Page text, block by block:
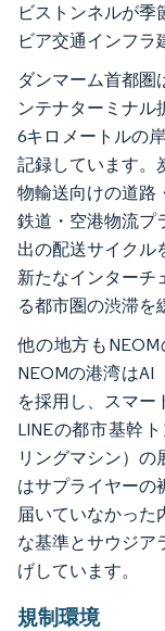
ビストンネルが季
ビア交通インフラ
ダンマーム首都圏
ンテナターミナル
6キロメートルの
記録しています。
物輸送向けの道路
鉄道・空港物流プ
出の配送サイクル
新たなインターチ
る都市圏の渋滞を
他の地方も
NEOMの港湾はAI
を採用し、スマー
LINEの都市基幹
リングマシン）の
はサプライヤーの
届いていなかった
な基準とサウジア
げしています。
規制環境